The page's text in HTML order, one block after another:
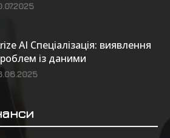
AI Спеціалізація: виявлення
із даними